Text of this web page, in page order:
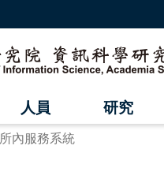
人員 研究
所內服務系統